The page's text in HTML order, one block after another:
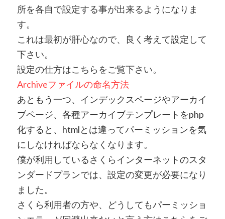
所を各自で設定する事が出来るようになりま
す。
これは最初が肝心なので、良く考えて設定して
下さい。
設定の仕方はこちらをご覧下さい。
Archiveファイルの命名方法
あともう一つ、インデックスページやアーカイ
ブページ、各種アーカイブテンプレートをphp
化すると、htmlとは違ってパーミッションを気
にしなければならなくなります。
僕が利用しているさくらインターネットのスタ
ンダードプランでは、設定の変更が必要になり
ました。
さくら利用者の方や、どうしてもパーミッショ